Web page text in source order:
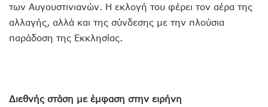
των Αυγουστινιανών. Η εκλογή του φέρει τον αέρα της
αλλαγής, αλλά και της σύνδεσης με την πλούσια
παράδοση της Εκκλησίας.
Διεθνής στάση με έμφαση στην ειρήνη